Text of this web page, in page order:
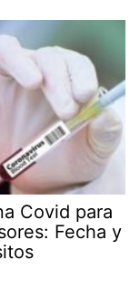
Covid para
Fecha y